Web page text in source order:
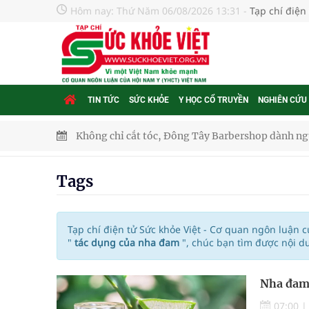
Hôm nay: Thứ Năm 06/08/2026 13:31 - Tạp chí điện
TIN TỨC SỨC KHỎE Y HỌC CỔ TRUYỀN NGHIÊN CỨU
Không chỉ cắt tóc, Đông Tây Barbershop dành
Ung thư thận: Nguy hiểm vì tiến triển quá âm
Nhiều chuỗi hoạt động lớn được diễn ra tại Lễ
Tiếp tục rà soát, triển khai các nhiệm vụ trong
Tags
Tạp chí điện tử Sức khỏe Việt - Cơ quan ngôn luận
" tác dụng của nha đam ", chúc bạn tìm được nội
Nha
07:00 |